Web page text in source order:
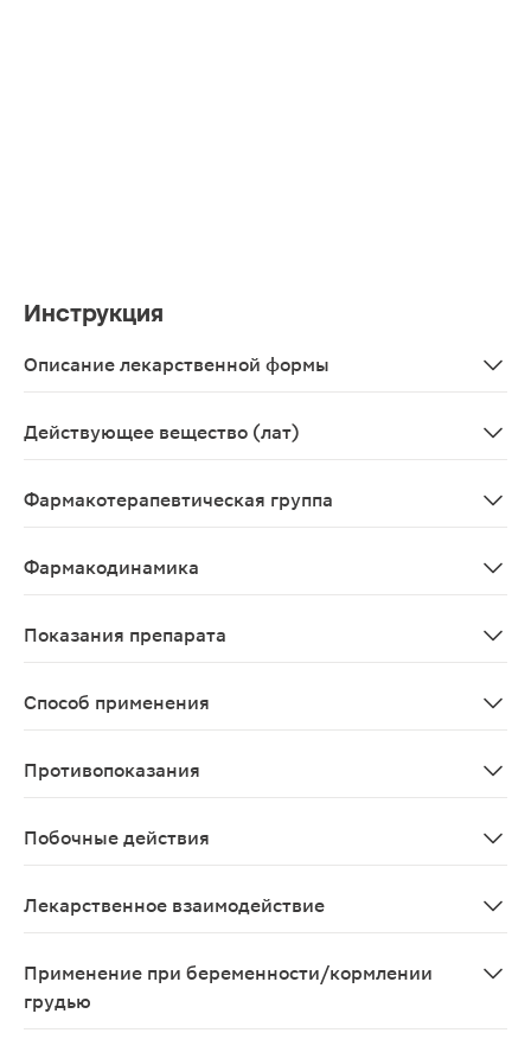
Инструкция
Описание лекарственной формы
Действующее вещество (лат)
Фармакотерапевтическая группа
Фармакодинамика
Показания препарата
Способ применения
Противопоказания
Побочные действия
Лекарственное взаимодействие
Применение при беременности/кормлении
грудью